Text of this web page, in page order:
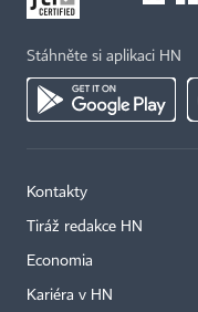
Stáhněte si aplikaci HN
Kontakty
Tiráž redakce HN
Economia
Kariéra v HN